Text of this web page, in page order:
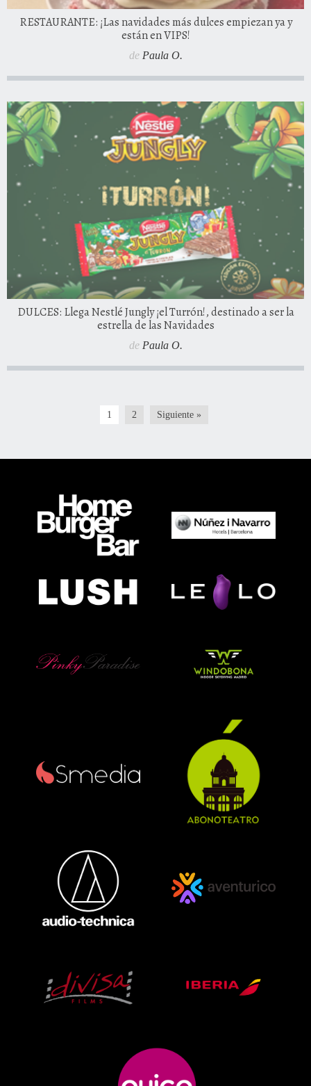
RESTAURANTE: ¡Las navidades más dulces empiezan ya y
están en VIPS!
de Paula O.
DULCES: Llega Nestlé Jungly ¡el Turrón!, destinado a ser la
estrella de las Navidades
de Paula O.
1 2 Siguiente »